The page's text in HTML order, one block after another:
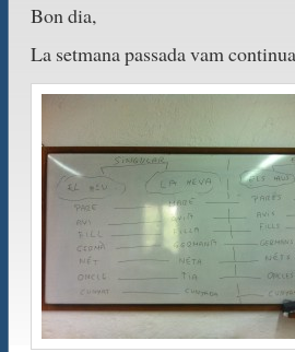
Bon dia,
La setmana passada vam